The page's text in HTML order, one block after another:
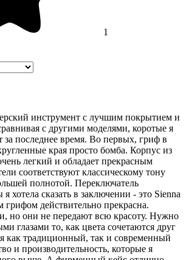
1
инструмент с лучшим покрытием и
с другими моделями, коротые я
за последнее время. Во первых, гриф в
края просто бомба. Корпус из
легкий и обладает прекрасным
соответствуют классическому тону
полнотой. Переключатель
хотела сказать в заключении - это Sienna
грифом действительно прекрасна.
но они не передают всю красоту. Нужно
глазами то, как цвета сочетаются друг
как традиционный, так и современный
и производительность, которые я